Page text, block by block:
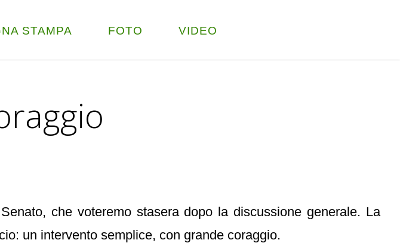
STAMPA FOTO VIDEO
che voteremo stasera dopo la discussione generale. La
un intervento semplice, con grande coraggio.